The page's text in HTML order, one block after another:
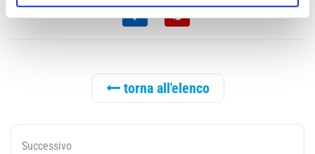
torna all'elenco
Successivo